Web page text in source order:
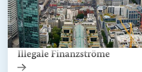
Illegale Finanzströme